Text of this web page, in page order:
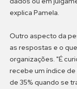
explica Pamela.
Outro aspecto da
as respostas e o
organizações. "É
recebe um índice de
de 35% quando se